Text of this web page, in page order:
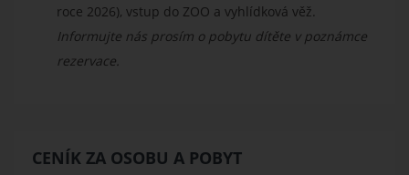
roce 2026), vstup do ZOO a vyhlídková věž.
Informujte nás prosím o pobytu dítěte v poznámce
rezervace.
CENÍK ZA OSOBU A POBYT